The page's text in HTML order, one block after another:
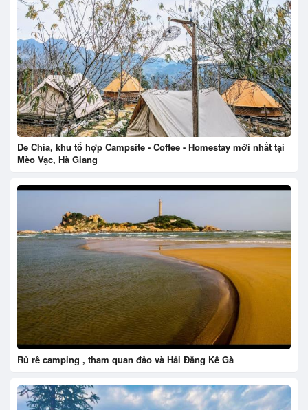
De Chia, khu tổ hợp Campsite - Coffee - Homestay mới nhất tại
Mèo Vạc, Hà Giang
Rủ rê camping , tham quan đảo và Hải Đăng Kê Gà